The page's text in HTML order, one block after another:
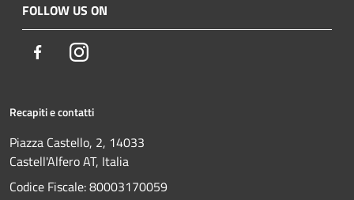
FOLLOW US ON
FacebookInstagram
Recapiti e contatti
Piazza Castello, 2, 14033
Castell'Alfero AT, Italia
Codice Fiscale: 80003170059